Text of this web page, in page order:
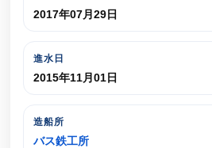
2017年07月29日
進水日
2015年11月01日
造船所
バス鉄工所